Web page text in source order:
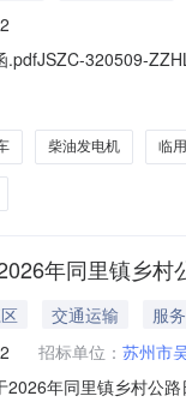
.pdfJSZC-320509-
柴油发电机 临
年同里镇乡
交通运输
服务
招标单位： 苏州市
年同里镇乡村公